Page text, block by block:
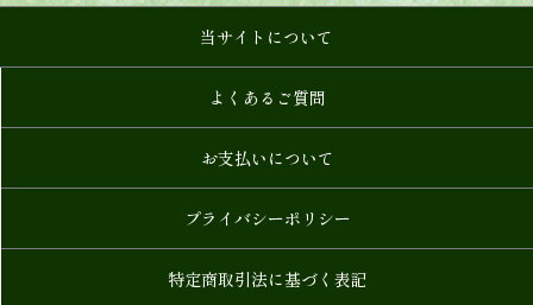
当サイトについて
よくあるご質問
お支払いについて
プライバシーポリシー
特定商取引法に基づく表記